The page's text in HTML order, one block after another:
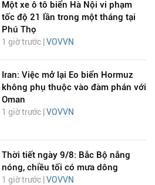
Một xe ô tô biển Hà Nội vi phạm
tốc độ 21 lần trong một tháng tại
Phú Thọ
1 giờ trước | VOVVN
Iran: Việc mở lại Eo biển Hormuz
không phụ thuộc vào đàm phán với
Oman
1 giờ trước | VOVVN
Thời tiết ngày 9/8: Bắc Bộ nắng
nóng, chiều tối có mưa dông
1 giờ trước |VOVVN